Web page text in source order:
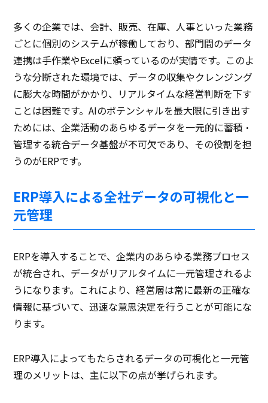
多くの企業では、会計、販売、在庫、人事といった業務
ごとに個別のシステムが稼働しており、部門間のデータ
連携は手作業やExcelに頼っているのが実情です。このよ
うな分断された環境では、データの収集やクレンジング
に膨大な時間がかかり、リアルタイムな経営判断を下す
ことは困難です。AIのポテンシャルを最大限に引き出す
ためには、企業活動のあらゆるデータを一元的に蓄積・
管理する統合データ基盤が不可欠であり、その役割を担
うのがERPです。
ERP導入による全社データの可視化と一
元管理
ERPを導入することで、企業内のあらゆる業務プロセス
が統合され、データがリアルタイムに一元管理されるよ
うになります。これにより、経営層は常に最新の正確な
情報に基づいて、迅速な意思決定を行うことが可能にな
ります。
ERP導入によってもたらされるデータの可視化と一元管
理のメリットは、主に以下の点が挙げられます。